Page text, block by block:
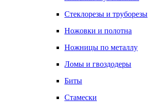
Стеклорезы и труборезы
Ножовки и полотна
Ножницы по металлу
Ломы и гвоздодеры
Биты
Стамески